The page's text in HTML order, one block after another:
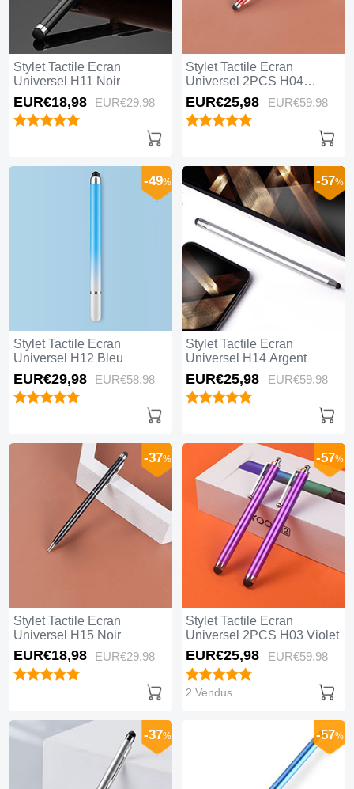
Stylet Tactile Ecran
Universel H11 Noir
EUR€18,98 EUR€29,98
Stylet Tactile Ecran
Universel 2PCS H04
Rouge
EUR€25,98 EUR€59,98
Stylet Tactile Ecran
Universel H12 Bleu
-49%
EUR€29,98 EUR€58,98
Stylet Tactile Ecran
Universel H14 Argent
-57%
EUR€25,98 EUR€59,98
Stylet Tactile Ecran
Universel H15 Noir
-37%
EUR€18,98 EUR€29,98
Stylet Tactile Ecran
Universel 2PCS H03 Violet
-57%
EUR€25,98 EUR€59,98
2 Vendus
-37% -57%